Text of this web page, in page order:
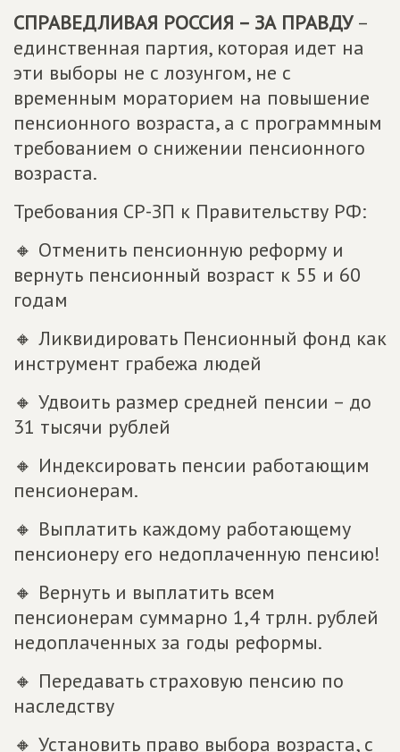
СПРАВЕДЛИВАЯ РОССИЯ – ЗА ПРАВДУ–
единственная партия, которая идет на
эти выборы не с лозунгом, не с
временным мораторием на повышение
пенсионного возраста, а с программным
требованием о снижении пенсионного
возраста.
Требования СР-ЗП к Правительству РФ:
🔸 Отменить пенсионную реформу и
вернуть пенсионный возраст к 55 и 60
годам
🔸 Ликвидировать Пенсионный фонд как
инструмент грабежа людей
🔸 Удвоить размер средней пенсии – до
31 тысячи рублей
🔸 Индексировать пенсии работающим
пенсионерам.
🔸 Выплатить каждому работающему
пенсионеру его недоплаченную пенсию!
🔸 Вернуть и выплатить всем
пенсионерам суммарно 1,4 трлн. рублей
недоплаченных за годы реформы.
🔸 Передавать страховую пенсию по
наследству
🔸 Установить право выбора возраста, с